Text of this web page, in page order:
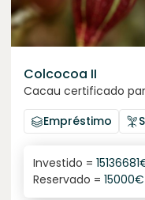
Colcocoa II
Cacau certificado
Empréstimo
6.1%
juro anual
Investido = 15136681
Reservado = 15000€